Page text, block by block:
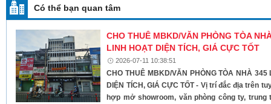
Có thể bạn quan tâm
CHO THUÊ MBKD/VĂN PHÒNG TÒA
LINH HOẠT DIỆN TÍCH, GIÁ CỰC TỐT
2026-07-11 10:38:51
CHO THUÊ MBKD/VĂN PHÒNG TÒA NHÀ 345
DIỆN TÍCH, GIÁ CỰC TỐT - Vị trí đắc địa trên
hợp mở showroom, văn phòng công ty, trung